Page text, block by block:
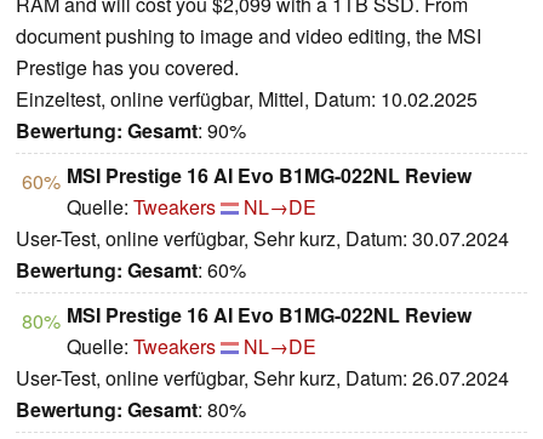
document pushing to image and video editing, the MSI
Prestige has you covered.
Einzeltest, online verfügbar, Mittel, Datum: 10.02.2025
Bewertung: Gesamt: 90%
60% MSI Prestige 16 AI Evo B1MG-022NL Review
Quelle: Tweakers
NL→DE
User-Test, online verfügbar, Sehr kurz, Datum: 30.07.2024
Bewertung: Gesamt: 60%
80% MSI Prestige 16 AI Evo B1MG-022NL Review
Quelle: Tweakers
NL→DE
User-Test, online verfügbar, Sehr kurz, Datum: 26.07.2024
Bewertung: Gesamt: 80%